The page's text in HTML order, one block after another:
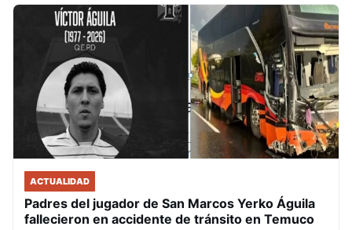
ACTUALIDAD
Padres del jugador de San Marcos Yerko Águila
fallecieron en accidente de tránsito en Temuco